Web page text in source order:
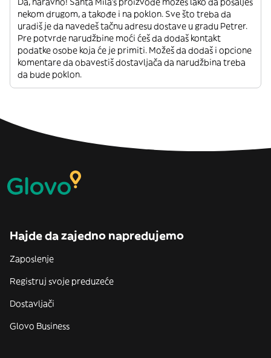
nekom drugom, a takođe i na poklon. Sve što treba da
uradiš je da navedeš tačnu adresu dostave u gradu Petrer.
Pre potvrde narudžbine moći ćeš da dodaš kontakt
podatke osobe koja će je primiti. Možeš da dodaš i opcione
komentare da obavestiš dostavljača da narudžbina treba
da bude poklon.
Hajde da zajedno napredujemo
Zaposlenje
Registruj svoje preduzeće
Dostavljači
Glovo Business